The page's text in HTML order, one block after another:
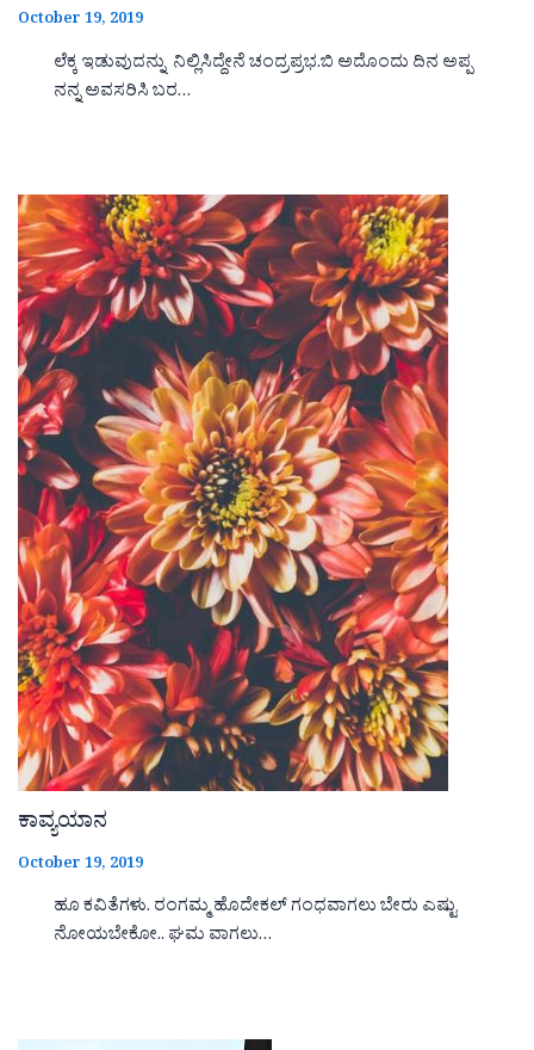
October 19, 2019
ಲೆಕ್ಕ ಇಡುವುದನ್ನು ನಿಲ್ಲಿಸಿದ್ದೇನೆ ಚಂದ್ರಪ್ರಭ.ಬಿ ಅದೊಂದು ದಿನ ಅಪ್ಪ
ನನ್ನ ಅವಸರಿಸಿ ಬರ…
ಕಾವ್ಯಯಾನ
October 19, 2019
ಹೂ ಕವಿತೆಗಳು. ರಂಗಮ್ಮ ಹೊದೇಕಲ್ ಗಂಧವಾಗಲು ಬೇರು ಎಷ್ಟು
ನೋಯಬೇಕೋ.. ಘಮ ವಾಗಲು…